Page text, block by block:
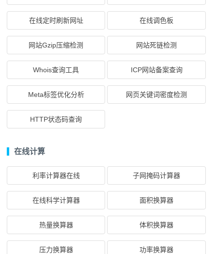
在线定时刷新网址 在线调色板
网站Gzip压缩检测 网站死链检测
Whois查询工具 ICP网站备案查询
Meta标签优化分析 网页关键词密度检测
HTTP状态码查询
在线计算
利率计算器在线 子网掩码计算器
在线科学计算器 面积换算器
热量换算器 体积换算器
压力换算器 功率换算器